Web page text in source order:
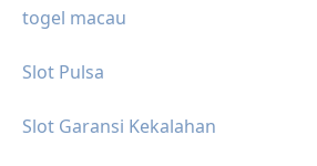
togel macau
Slot Pulsa
Slot Garansi Kekalahan